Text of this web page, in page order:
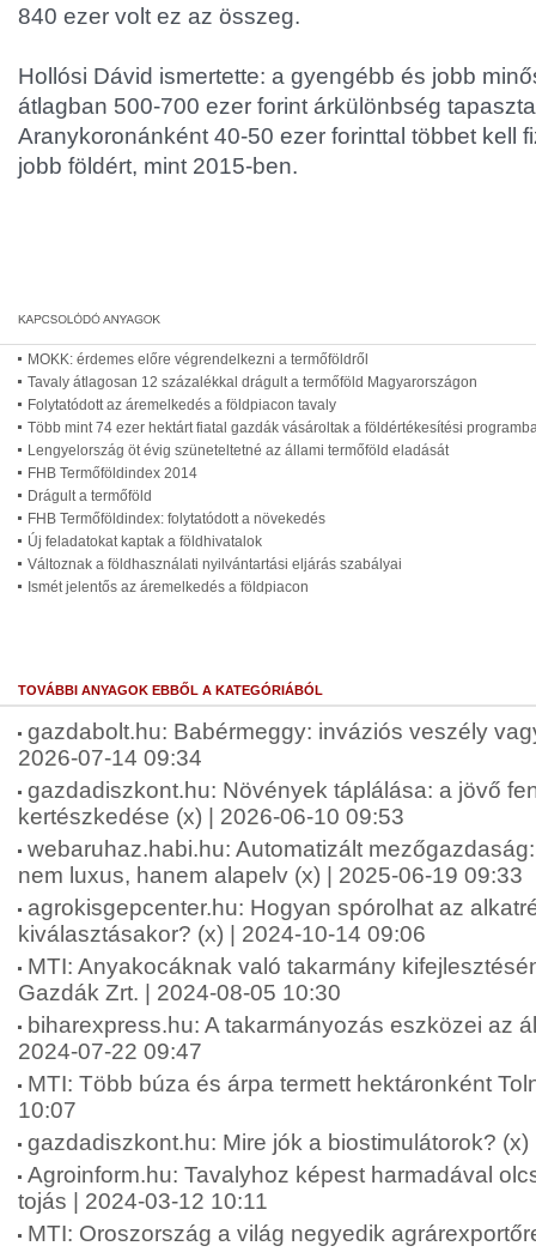
840 ezer volt ez az összeg.
Hollósi Dávid ismertette: a gyengébb és jobb
átlagban 500-700 ezer forint árkülönbség
Aranykoronánként 40-50 ezer forinttal többet kell
jobb földért, mint 2015-ben.
MOKK: érdemes előre végrendelkezni a termőföldről
Tavaly átlagosan 12 százalékkal drágult a termőföld Magyarországon
Folytatódott az áremelkedés a földpiacon tavaly
Több mint 74 ezer hektárt fiatal gazdák vásároltak a földértékesítési
Lengyelország öt évig szüneteltetné az állami termőföld eladását
FHB Termőföldindex 2014
Drágult a termőföld
FHB Termőföldindex: folytatódott a növekedés
Új feladatokat kaptak a földhivatalok
Változnak a földhasználati nyilvántartási eljárás szabályai
Ismét jelentős az áremelkedés a földpiacon
TOVÁBBI ANYAGOK EBBŐL A KATEGÓRIÁBÓL
gazdabolt.hu: Babérmeggy: inváziós veszély
2026-07-14 09:34
gazdadiszkont.hu: Növények táplálása: a jövő
kertészkedése (x) | 2026-06-10 09:53
webaruhaz.habi.hu: Automatizált
nem luxus, hanem alapelv (x) | 2025-06-19 09:33
agrokisgepcenter.hu: Hogyan spórolhat az
kiválasztásakor? (x) | 2024-10-14 09:06
MTI: Anyakocáknak való takarmány
Gazdák Zrt. | 2024-08-05 10:30
biharexpress.hu: A takarmányozás eszközei az
2024-07-22 09:47
MTI: Több búza és árpa termett hektáronként
10:07
gazdadiszkont.hu: Mire jók a biostimulátorok?
Agroinform.hu: Tavalyhoz képest harmadával
tojás | 2024-03-12 10:11
MTI: Oroszország a világ negyedik